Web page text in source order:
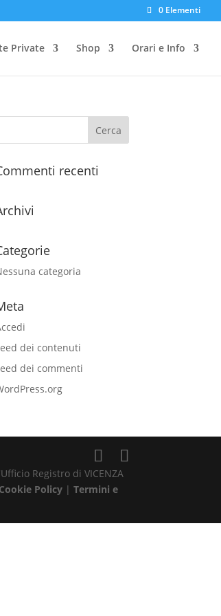
0 Elementi
Private Shop Orari e Info
recenti
categoria
dei contenuti
dei commenti
Registro di VICENZA
Cookie Policy |Termini e